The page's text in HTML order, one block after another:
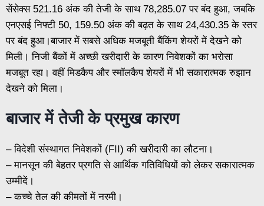
सेंसेक्स 521.16 अंक की तेजी के साथ 78,285.07 पर बंद हुआ, जबकि
एनएसई निफ्टी 50, 159.50 अंक की बढ़त के साथ 24,430.35 के स्तर
पर बंद हुआ।बाजार में सबसे अधिक मजबूती बैंकिंग शेयरों में देखने को
मिली। निजी बैंकों में अच्छी खरीदारी के कारण निवेशकों का भरोसा
मजबूत रहा। वहीं मिडकैप और स्मॉलकैप शेयरों में भी सकारात्मक रुझान
देखने को मिला।
बाजार में तेजी के प्रमुख कारण
– विदेशी संस्थागत निवेशकों (FII) की खरीदारी का लौटना।
– मानसून की बेहतर प्रगति से आर्थिक गतिविधियों को लेकर सकारात्मक
उम्मीदें।
– कच्चे तेल की कीमतों में नरमी।